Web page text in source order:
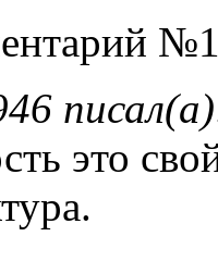
это